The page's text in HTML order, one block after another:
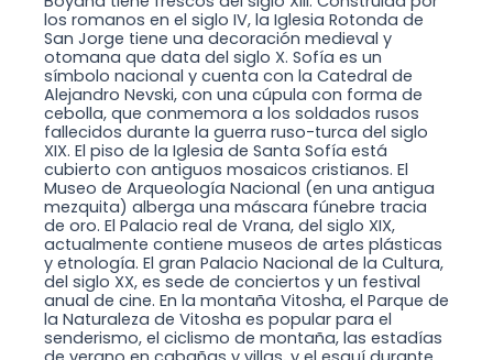
los romanos en el siglo IV, la Iglesia Rotonda de
San Jorge tiene una decoración medieval y
otomana que data del siglo X. Sofía es un
símbolo nacional y cuenta con la Catedral de
Alejandro Nevski, con una cúpula con forma de
cebolla, que conmemora a los soldados rusos
fallecidos durante la guerra ruso-turca del siglo
XIX. El piso de la Iglesia de Santa Sofía está
cubierto con antiguos mosaicos cristianos. El
Museo de Arqueología Nacional (en una antigua
mezquita) alberga una máscara fúnebre tracia
de oro. El Palacio real de Vrana, del siglo XIX,
actualmente contiene museos de artes plásticas
y etnología. El gran Palacio Nacional de la Cultura,
del siglo XX, es sede de conciertos y un festival
anual de cine. En la montaña Vitosha, el Parque de
la Naturaleza de Vitosha es popular para el
senderismo, el ciclismo de montaña, las estadías